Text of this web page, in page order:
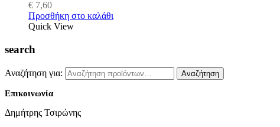
€ 7,60
Προσθήκη στο καλάθι
Quick View
search
Αναζήτηση για: Αναζήτηση
Επικοινωνία
Δημήτρης Τσιρώνης